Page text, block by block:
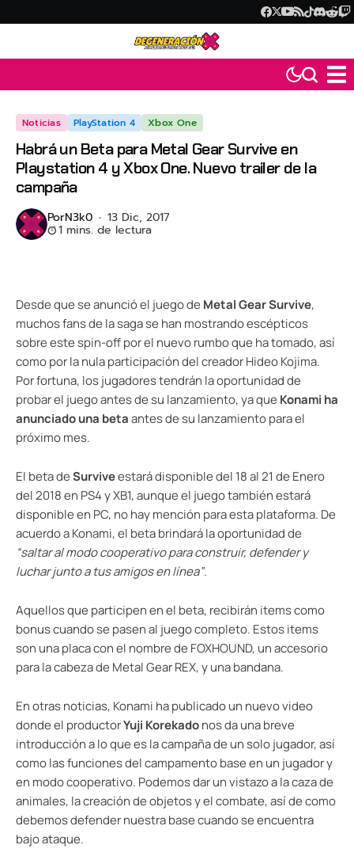
Noticias PlayStation 4 Xbox One
Habrá un Beta para Metal Gear Survive en
Playstation 4 y Xbox One. Nuevo trailer de la
campaña
PorN3k0 13 Dic, 2017
1 mins. de lectura
Desde que se anunció el juego de Metal Gear Survive,
muchos fans de la saga se han mostrando escépticos
sobre este spin-off por el nuevo rumbo que ha tomado, así
como por la nula participación del creador Hideo Kojima.
Por fortuna, los jugadores tendrán la oportunidad de
probar el juego antes de su lanzamiento, ya que Konami ha
anunciado una betaantes de su lanzamiento para el
próximo mes.
El beta deSurviveestará disponible del 18 al 21 de Enero
del 2018 en PS4 y XB1, aunque el juego también estará
disponible en PC, no hay mención para esta plataforma. De
acuerdo a Konami, el beta brindará la oportunidad de
“saltar al modo cooperativo para construir, defender y
luchar junto a tus amigos en línea”.
Aquellos que participen en el beta, recibirán items como
bonus cuando se pasen al juego completo. Estos items
son una placa con el nombre de FOXHOUND, un accesorio
para la cabeza de Metal Gear REX, y una bandana.
En otras noticias, Konami ha publicado un nuevo video
donde el productorYuji Korekadonos da una breve
introducción a lo que es la campaña de un solo jugador, así
como las funciones del campamento base en un jugador y
en modo cooperativo. Podemos dar un vistazo a la caza de
animales, la creación de objetos y el combate, así de como
debemos defender nuestra base cuando se encuentra
bajo ataque.